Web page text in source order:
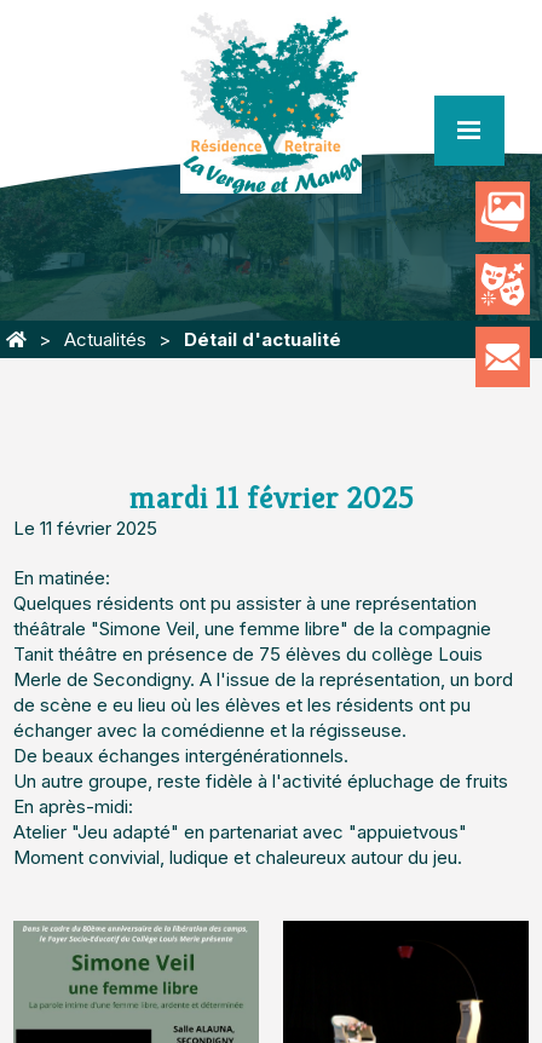
menu
Actualités Détail d'actualité
mardi 11 février 2025
Le 11 février 2025
En matinée:
Quelques résidents ont pu assister à une représentation
théâtrale "Simone Veil, une femme libre" de la compagnie
Tanit théâtre en présence de 75 élèves du collège Louis
Merle de Secondigny. A l'issue de la représentation, un bord
de scène e eu lieu où les élèves et les résidents ont pu
échanger avec la comédienne et la régisseuse.
De beaux échanges intergénérationnels.
Un autre groupe, reste fidèle à l'activité épluchage de fruits
En après-midi:
Atelier "Jeu adapté" en partenariat avec "appuietvous"
Moment convivial, ludique et chaleureux autour du jeu.